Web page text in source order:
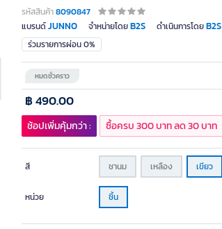
รหัสสินค้า8090847
แบรนด์JUNNO จำหน่ายโดยB2S ดำเนินการโดยB2S
ร่วมรายการผ่อน 0%
หมดชั่วคราว
฿ 490.00
ช้อปเพิ่มคุ้มกว่า : ซื้อครบ 300 บาท ลด 30 บาท
สี ชานม เหลือง เขียว
หน่วย ชิ้น